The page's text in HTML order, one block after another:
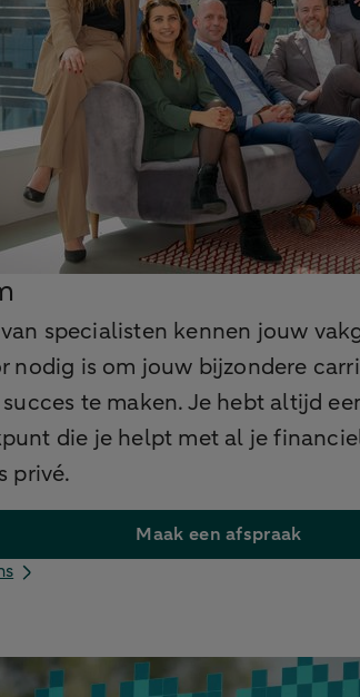
specialisten kennen jouw
nodig is om jouw bijzondere
te maken. Je hebt altijd
die je helpt met al je
privé.
Maak een afspraak